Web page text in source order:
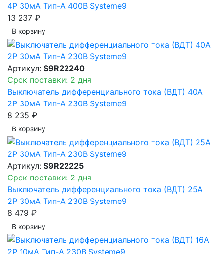
4P 30мА Тип-A 400В Systeme9
13 237 ₽
В корзинy
Артикул: S9R22240
Срок поставки: 2 дня
Выключатель дифференциального тока (ВДТ) 40A
2P 30мА Тип-A 230В Systeme9
8 235 ₽
В корзинy
Артикул: S9R22225
Срок поставки: 2 дня
Выключатель дифференциального тока (ВДТ) 25A
2P 30мА Тип-A 230В Systeme9
8 479 ₽
В корзинy